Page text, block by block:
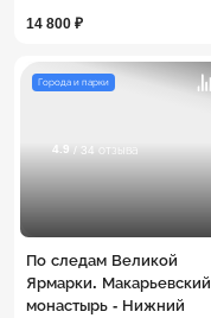
14 800 ₽
Города и парки
4.9 / 34 отзыва
По следам Великой
Ярмарки. Макарьевский
монастырь - Нижний